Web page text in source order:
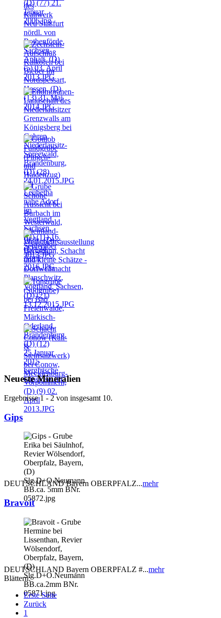
Neueste Mineralien
Ergebnisse 1 - 2 von insgesamt 10.
Gips
DEUTSCHLAND Bayern OBERPFALZ...mehr
Bravoit
DEUTSCHLAND Bayern OBERPFALZ #...mehr
Blättern:
Erste Seite
Zurück
1